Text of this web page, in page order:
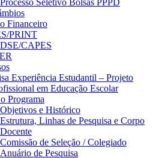
Processo Seletivo Bolsas PPPD
Financeiro
PRINT
DSE/CAPES
Experiência Estudantil – Projeto
em Educação Escolar
Programa
Objetivos e Histórico
Estrutura, Linhas de Pesquisa e Corpo
Docente
Comissão de Seleção / Colegiado
Anuário de Pesquisa